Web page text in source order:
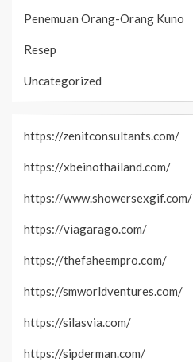
Penemuan Orang-Orang Kuno
Resep
Uncategorized
https://zenitconsultants.com/
https://xbeinothailand.com/
https://www.showersexgif.com/
https://viagarago.com/
https://thefaheempro.com/
https://smworldventures.com/
https://silasvia.com/
https://sipderman.com/